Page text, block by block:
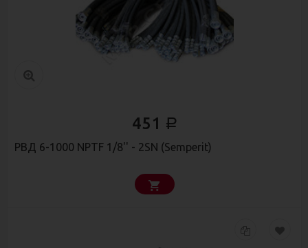
451 Р
РВД 6-1000 NPTF 1/8'' - 2SN (Semperit)